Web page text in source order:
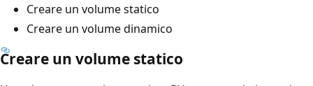
Creare un volume statico
Creare un volume dinamico
Creare un volume statico